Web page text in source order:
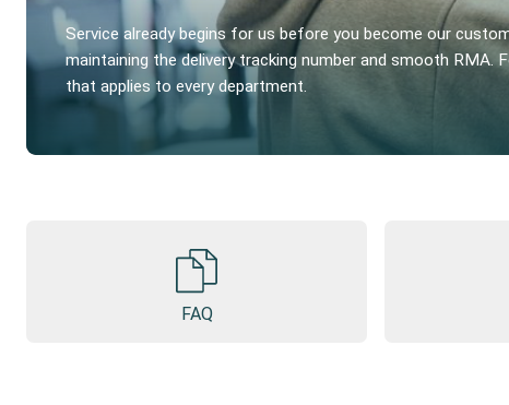
Service already begins for us before you become our
maintaining the delivery tracking number and smooth
that applies to every department.
FAQ